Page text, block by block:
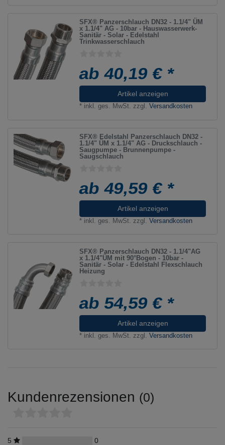
SFX® Panzerschlauch DN32 - 1.1/4" ÜM
x 1.1/4" AG - 10bar - Hauswasserwerk-
Sanitär - Solar - Edelstahl
Trinkwasserschlauch
ab 40,19 € *
Artikel anzeigen
* inkl. ges. MwSt. zzgl.Versandkosten
SFX® Edelstahl Panzerschlauch DN32 -
1.1/4" ÜM x 1.1/4" AG - Druckschlauch -
Saugpumpe - Brunnenpumpe -
Saugschlauch
ab 49,59 € *
Artikel anzeigen
* inkl. ges. MwSt. zzgl.Versandkosten
SFX® Panzerschlauch DN32 - 1.1/4"AG
x 1.1/4"ÜM mit 90°Bogen - 10bar -
Sanitär - Solar - Edelstahl Flexschlauch
Heizung
ab 54,59 € *
Artikel anzeigen
* inkl. ges. MwSt. zzgl.Versandkosten
Kundenrezensionen (0)
5
0